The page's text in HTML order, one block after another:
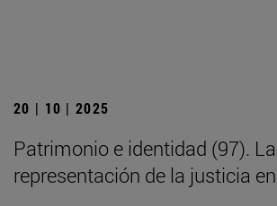
20 | 10 | 2025
Patrimonio e identidad (97). La
representación de la justicia